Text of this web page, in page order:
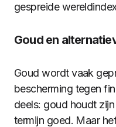
gespreide
Goud en
Goud wordt vaak
bescherming tegen
deels: goud houdt
termijn goed. Maar